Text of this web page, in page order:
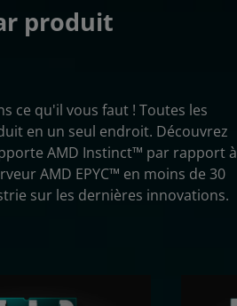
produit
ce qu'il vous faut ! Toutes les
en un seul endroit. Découvrez
AMD Instinct™ par rapport à
AMD EPYC™ en moins de 30
sur les dernières innovations.